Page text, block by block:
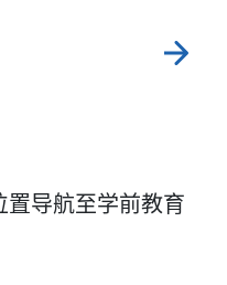
导航至学前教育